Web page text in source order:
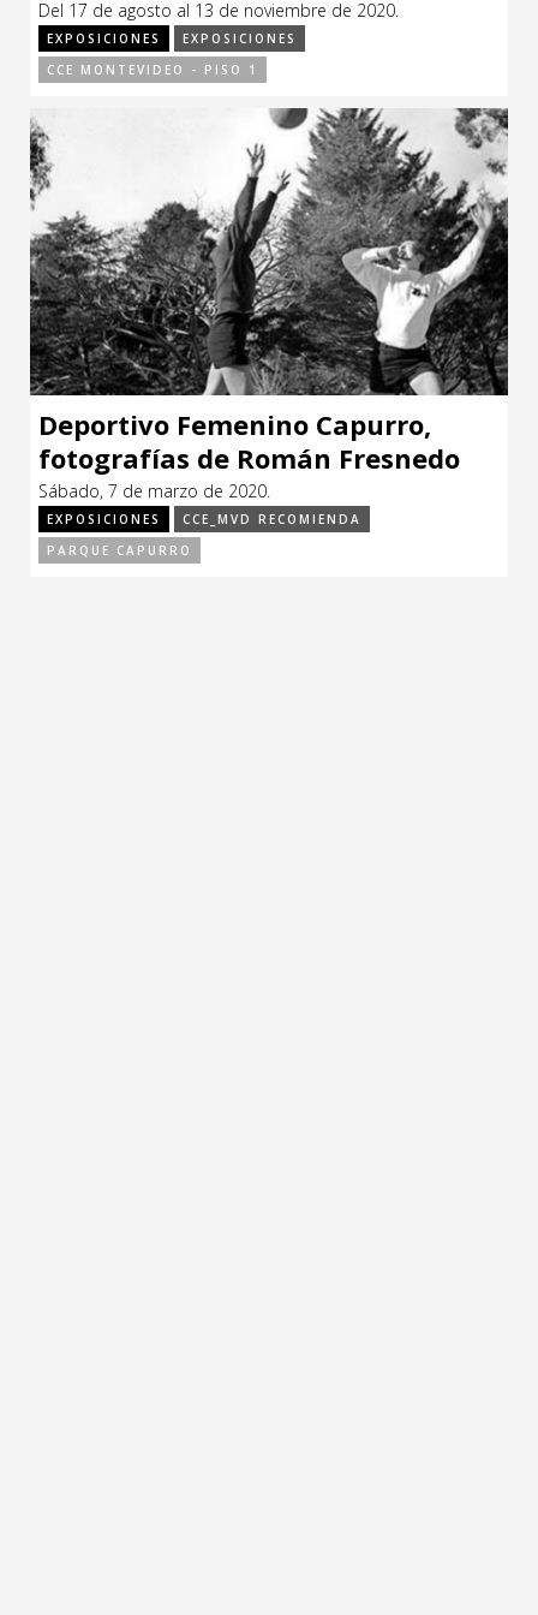
CCE en el interior/libros
Espacio itinerante de lectura infantil
Exposiciones
Formación
Género y Diversidad
Infantil y Juvenil
Letras
Medio Ambiente
Música
Sin categoría
Del 17 de agosto al 13 de noviembre de 2020.
EXPOSICIONES
EXPOSICIONES
CCE MONTEVIDEO - PISO 1
Deportivo Femenino Capurro,
fotografías de Román Fresnedo
Siri
Sábado, 7 de marzo de 2020.
EXPOSICIONES
CCE_MVD RECOMIENDA
PARQUE CAPURRO